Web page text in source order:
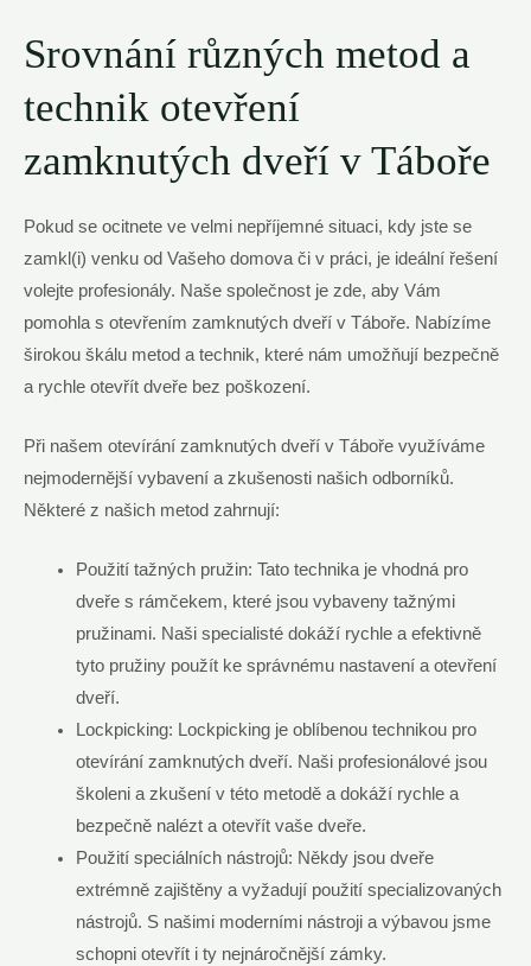
Srovnání různých metod a
technik‌ otevření
zamknutých dveří v Táboře
Pokud se ocitnete ve velmi nepříjemné situaci, kdy ⁣jste ​se
zamkl(i) venku od Vašeho domova či v práci, je ideální řešení
volejte profesionály. Naše společnost je⁣ zde, aby Vám
pomohla s otevřením zamknutých dveří ⁣v Táboře. Nabízíme
širokou škálu metod a technik, které nám umožňují bezpečně
a rychle ​otevřít dveře bez poškození.
Při našem otevírání⁣ zamknutých‌ dveří v⁢ Táboře využíváme
nejmodernější vybavení a zkušenosti našich odborníků.
Některé z našich ⁢metod zahrnují:
Použití tažných pružin: Tato technika je vhodná​ pro
dveře s rámčekem,​ které jsou vybaveny tažnými
pružinami.⁢ Naši specialisté dokáží‌ rychle a ​efektivně
tyto‍ pružiny použít ke správnému nastavení a otevření
dveří.
Lockpicking: Lockpicking⁢ je oblíbenou technikou pro
⁣otevírání zamknutých dveří. Naši profesionálové jsou‍
školeni a zkušení ​v​ této metodě a dokáží rychle a
bezpečně nalézt a otevřít vaše⁤ dveře.
Použití speciálních‌ nástrojů: Někdy jsou dveře
extrémně zajištěny a vyžadují použití specializovaných
‍nástrojů. S našimi moderními nástroji a výbavou jsme
schopni otevřít i ty nejnáročnější ⁤zámky.